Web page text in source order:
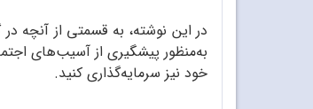
در این نوشته، به قسمتی از آنچه
به‌منظور پیشگیری از آسیب‌های
خود نیز سرمایه‌گذاری کنید.